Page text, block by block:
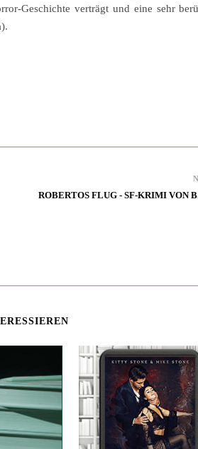
Geschichte verträgt und eine sehr
).
ROBERTOS FLUG - SF-KRIMI VON